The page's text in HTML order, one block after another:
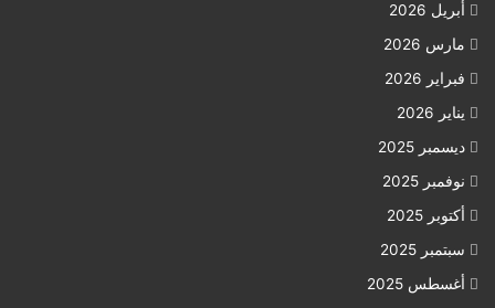
أبريل 2026
مارس 2026
فبراير 2026
يناير 2026
ديسمبر 2025
نوفمبر 2025
أكتوبر 2025
سبتمبر 2025
أغسطس 2025